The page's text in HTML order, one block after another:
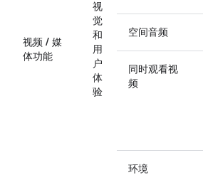
视频 / 媒
体功能
视
觉
和
用
户
体
验
空间音频
同时观看视
频
环境